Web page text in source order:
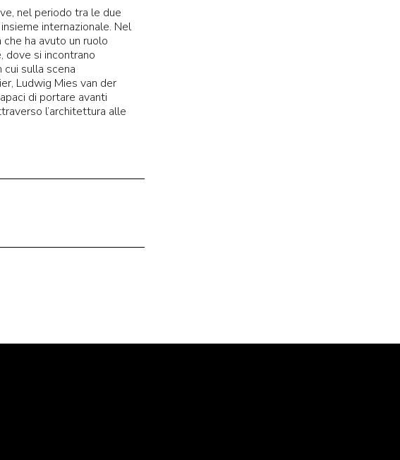
nel periodo tra le due
internazionale. Nel
ha avuto un ruolo
dove si incontrano
sulla scena
Ludwig Mies van der
di portare avanti
l’architettura alle